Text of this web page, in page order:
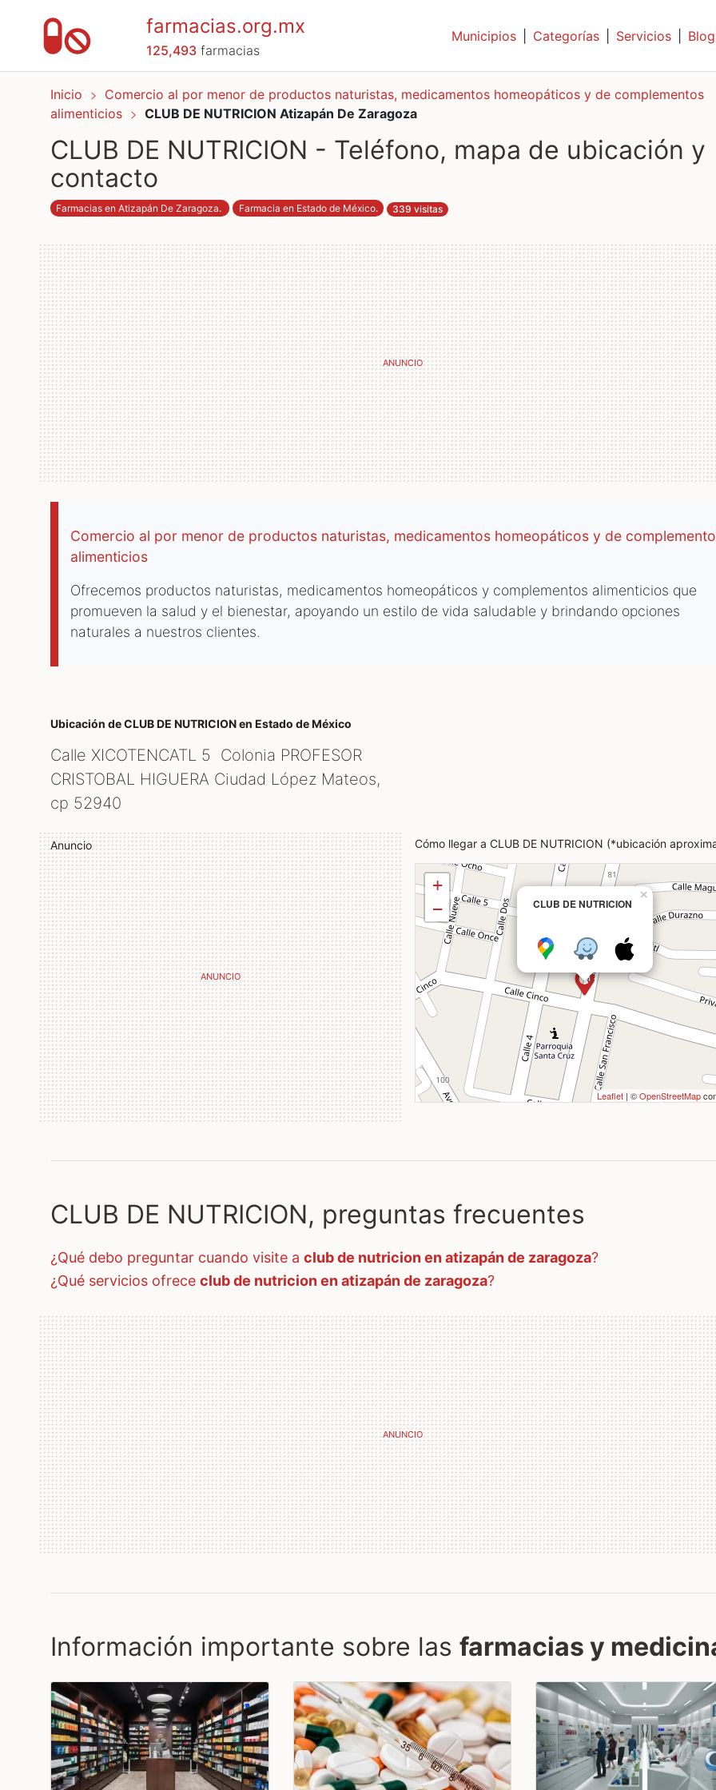
farmacias.org.mx
125,493farmacias
Municipios Categorías Servicios Blog
Inicio
Comercio al por menor de productos naturistas, medicamentos homeopáticos y de complementos
alimenticios
CLUB DE NUTRICION Atizapán De Zaragoza
CLUB DE NUTRICION - Teléfono, mapa de ubicación y
contacto
Farmacias en Atizapán De Zaragoza. Farmacia en Estado de México. 339 visitas
Comercio al por menor de productos naturistas, medicamentos homeopáticos y de
alimenticios
Ofrecemos productos naturistas, medicamentos homeopáticos y complementos alimenticios que
promueven la salud y el bienestar, apoyando un estilo de vida saludable y brindando opciones
naturales a nuestros clientes.
Ubicación de CLUB DE NUTRICIONen Estado de México
Calle XICOTENCATL 5 Colonia PROFESOR
CRISTOBAL HIGUERA Ciudad López Mateos,
cp 52940
Anuncio Cómo llegar a CLUB DE NUTRICION (*ubicación
CLUB DE NUTRICION
×
+
−
Leaflet | ©OpenStreetMap
CLUB DE NUTRICION, preguntas frecuentes
¿qué debo preguntar cuando visite a club de nutricion en atizapán de zaragoza?
¿qué servicios ofrece club de nutricion en atizapán de zaragoza?
Información importante sobre las farmacias y